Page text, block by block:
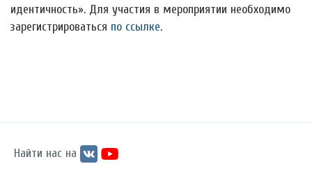
идентичность». Для участия в мероприятии необходимо
зарегистрироваться по ссылке.
Найти нас на